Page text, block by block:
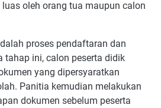
oleh orang tua maupun calon
proses pendaftaran dan
tahap ini, calon peserta didik
yang dipersyaratkan
Panitia kemudian melakukan
dokumen sebelum peserta